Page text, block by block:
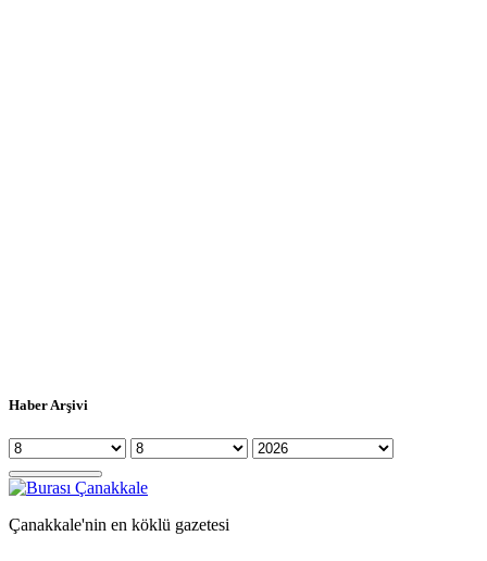
Haber Arşivi
Çanakkale'nin en köklü gazetesi